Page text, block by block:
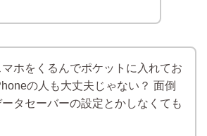
マホをくるんでポケットに入れてお
の人も大丈夫じゃない？ 面倒
ータセーバーの設定とかしなくても